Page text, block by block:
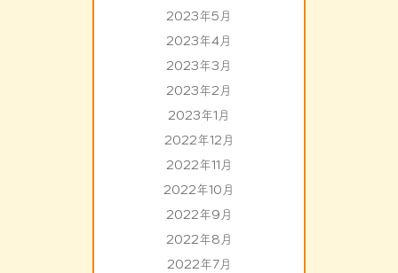
2023年5月
2023年4月
2023年3月
2023年2月
2023年1月
2022年12月
2022年11月
2022年10月
2022年9月
2022年8月
2022年7月